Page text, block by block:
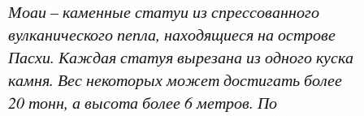
Моаи – каменные статуи из спрессованного
вулканического пепла, находящиеся на острове
Пасхи. Каждая статуя вырезана из одного куска
камня. Вес некоторых может достигать более
20 тонн, а высота более 6 метров. По